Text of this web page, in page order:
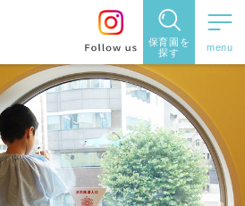
保育園を
探す
保育園を探す
住所・駅
名から探